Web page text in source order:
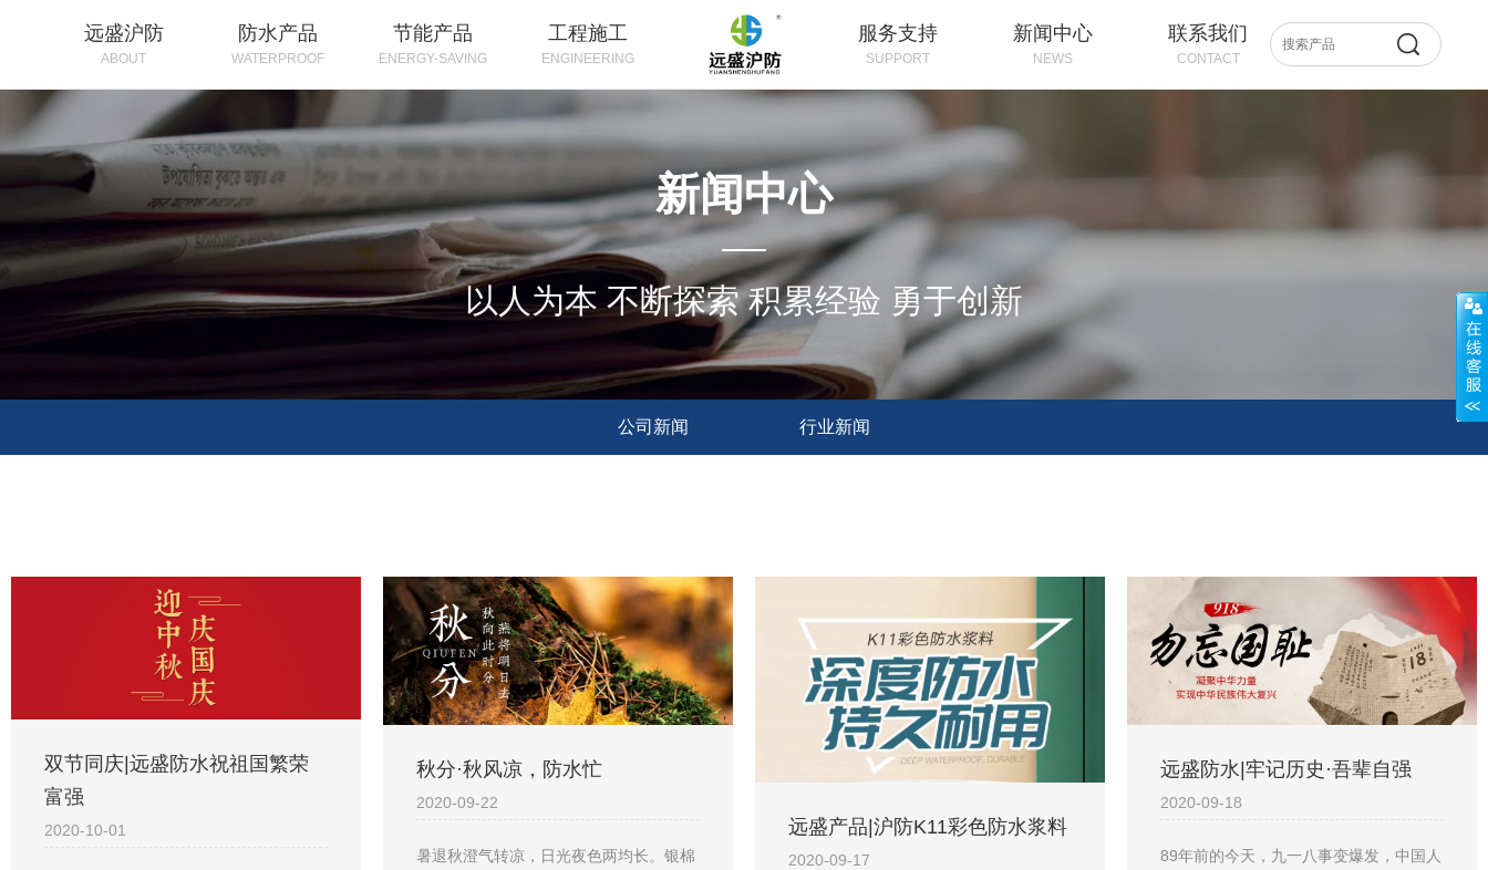
远盛沪防
ABOUT
防水产品
WATERPROOF
节能产品
ENERGY-SAVING
工程施工
ENGINEERING
服务支持
SUPPORT
新闻中心
NEWS
联系我们
CONTACT
新闻中心
以人为本 不断探索 积累经验 勇于创新
公司新闻 行业新闻
双节同庆|远盛防水祝祖国繁荣
富强
2020-10-01
秋分·秋风凉，防水忙
2020-09-22
暑退秋澄气转凉，日光夜色两均长。银棉
远盛产品|沪防K11彩色防水浆料
2020-09-17
远盛防水|牢记历史·吾辈自强
2020-09-18
89年前的今天，九一八事变爆发，中国人